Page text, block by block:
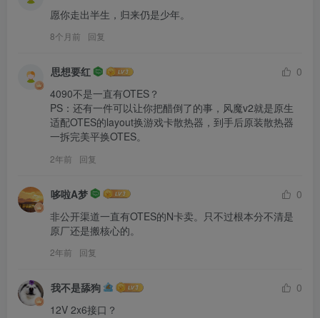
愿你走出半生，归来仍是少年。
8个月前 回复
思想要红
0
4090不是一直有OTES？
PS：还有一件可以让你把醋倒了的事，风魔v2就是原生
适配OTES的layout换游戏卡散热器，到手后原装散热器
一拆完美平换OTES。
2年前 回复
哆啦A梦
0
非公开渠道一直有OTES的N卡卖。只不过根本分不清是
原厂还是搬核心的。
2年前 回复
我不是舔狗
0
12V 2x6接口？